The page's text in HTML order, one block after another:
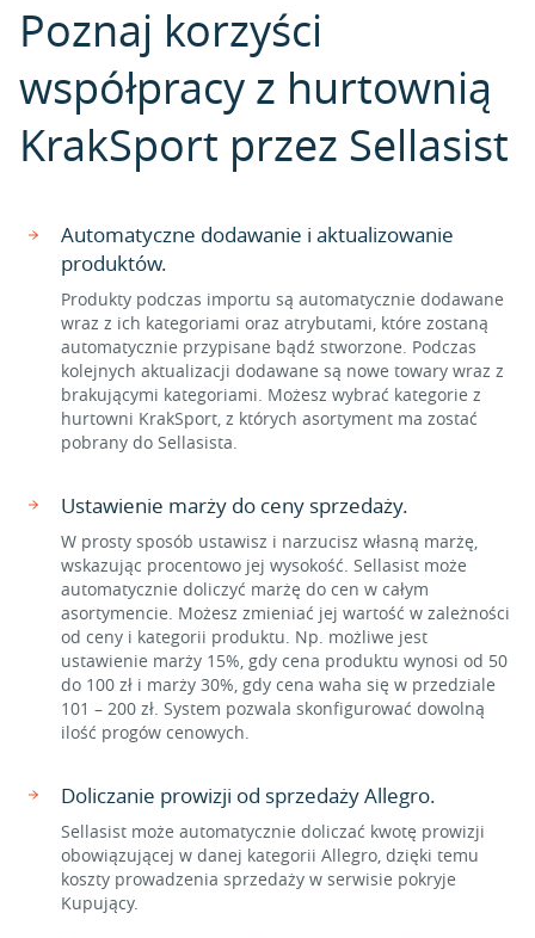
Poznaj korzyści
współpracy z hurtownią
KrakSport przez Sellasist
Automatyczne dodawanie i aktualizowanie
produktów.
Produkty podczas importu są automatycznie dodawane
wraz z ich kategoriami oraz atrybutami, które zostaną
automatycznie przypisane bądź stworzone. Podczas
kolejnych aktualizacji dodawane są nowe towary wraz z
brakującymi kategoriami. Możesz wybrać kategorie z
hurtowni KrakSport, z których asortyment ma zostać
pobrany do Sellasista.
Ustawienie marży do ceny sprzedaży.
W prosty sposób ustawisz i narzucisz własną marżę,
wskazując procentowo jej wysokość. Sellasist może
automatycznie doliczyć marżę do cen w całym
asortymencie. Możesz zmieniać jej wartość w zależności
od ceny i kategorii produktu. Np. możliwe jest
ustawienie marży 15%, gdy cena produktu wynosi od 50
do 100 zł i marży 30%, gdy cena waha się w przedziale
101 – 200 zł. System pozwala skonfigurować dowolną
ilość progów cenowych.
Doliczanie prowizji od sprzedaży Allegro.
Sellasist może automatycznie doliczać kwotę prowizji
obowiązującej w danej kategorii Allegro, dzięki temu
koszty prowadzenia sprzedaży w serwisie pokryje
Kupujący.